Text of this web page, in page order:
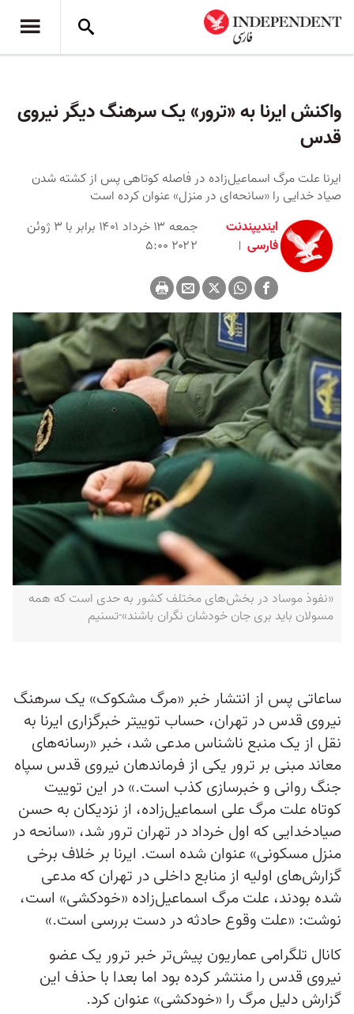
واکنش ایرنا به «ترور» یک سرهنگ دیگر نیروی
قدس
ایرنا علت مرگ اسماعیل‌زاده در فاصله کوتاهی پس از کشته شدن
صیاد خدایی را «سانحه‌ای در منزل» عنوان کرده است
ایندیپندنت
فارسی
جمعه ۱۳ خرداد ۱۴۰۱ برابر با ۳ ژوئن
۲۰۲۲ ۵:۰۰
«نفوذ موساد در بخش‌های مختلف کشور به حدی است که همه
مسولان باید بری جان خودشان نگران باشند»-تسنیم
ساعاتی پس از انتشار خبر «مرگ مشکوک» یک سرهنگ
نیروی قدس در تهران، حساب توییتر خبرگزاری ایرنا به
نقل از یک منبع ناشناس مدعی شد، خبر «رسانه‌های
معاند مبنی بر ترور یکی از فرماندهان نیروی قدس سپاه
جنگ روانی و خبرسازی کذب است.» در این توییت
کوتاه علت مرگ علی اسماعیل‌زاده، از نزدیکان به حسن
صیاد‌خدایی که اول خرداد در تهران ترور شد، «سانحه در
منزل مسکونی» عنوان شده است. ایرنا بر خلاف برخی
گزارش‌های اولیه از منابع داخلی در تهران که مدعی
شده‌ بودند، علت مرگ اسماعیل‌زاده «خودکشی» است،
نوشت: «علت وقوع حادثه در دست بررسی است.»
کانال تلگرامی عماریون پیش‌تر خبر ترور یک عضو
نیروی قدس را منتشر کرده بود اما بعدا با حذف این
گزارش دلیل مرگ را «خودکشی» عنوان کرد.